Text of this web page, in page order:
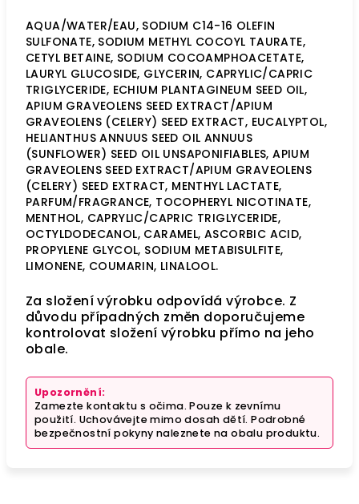
AQUA/WATER/EAU, SODIUM C14-16 OLEFIN
SULFONATE, SODIUM METHYL COCOYL TAURATE,
CETYL BETAINE, SODIUM COCOAMPHOACETATE,
LAURYL GLUCOSIDE, GLYCERIN, CAPRYLIC/CAPRIC
TRIGLYCERIDE, ECHIUM PLANTAGINEUM SEED OIL,
APIUM GRAVEOLENS SEED EXTRACT/APIUM
GRAVEOLENS (CELERY) SEED EXTRACT, EUCALYPTOL,
HELIANTHUS ANNUUS SEED OIL ANNUUS
(SUNFLOWER) SEED OIL UNSAPONIFIABLES, APIUM
GRAVEOLENS SEED EXTRACT/APIUM GRAVEOLENS
(CELERY) SEED EXTRACT, MENTHYL LACTATE,
PARFUM/FRAGRANCE, TOCOPHERYL NICOTINATE,
MENTHOL, CAPRYLIC/CAPRIC TRIGLYCERIDE,
OCTYLDODECANOL, CARAMEL, ASCORBIC ACID,
PROPYLENE GLYCOL, SODIUM METABISULFITE,
LIMONENE, COUMARIN, LINALOOL.
Za složení výrobku odpovídá výrobce. Z
důvodu případných změn doporučujeme
kontrolovat složení výrobku přímo na jeho
obale.
Upozornění:
Zamezte kontaktu s očima. Pouze k zevnímu
použití. Uchovávejte mimo dosah dětí. Podrobné
bezpečnostní pokyny naleznete na obalu produktu.